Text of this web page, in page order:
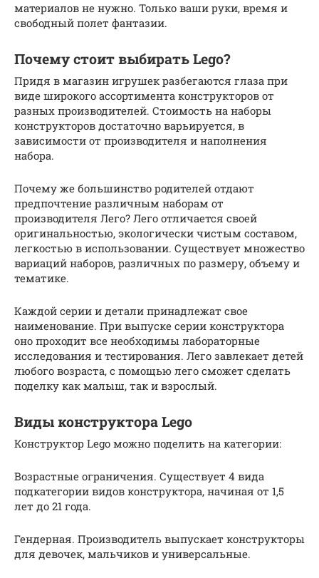
материалов не нужно. Только ваши руки, время и
свободный полет фантазии.
Почему стоит выбирать Lego?
Придя в магазин игрушек разбегаются глаза при
виде широкого ассортимента конструкторов от
разных производителей. Стоимость на наборы
конструкторов достаточно варьируется, в
зависимости от производителя и наполнения
набора.
Почему же большинство родителей отдают
предпочтение различным наборам от
производителя Лего? Лего отличается своей
оригинальностью, экологически чистым составом,
легкостью в использовании. Существует множество
вариаций наборов, различных по размеру, объему и
тематике.
Каждой серии и детали принадлежат свое
наименование. При выпуске серии конструктора
оно проходит все необходимы лабораторные
исследования и тестирования. Лего завлекает детей
любого возраста, с помощью лего сможет сделать
поделку как малыш, так и взрослый.
Виды конструктора Lego
Конструктор Lego можно поделить на категории:
Возрастные ограничения. Существует 4 вида
подкатегории видов конструктора, начиная от 1,5
лет до 21 года.
Гендерная. Производитель выпускает конструкторы
для девочек, мальчиков и универсальные.